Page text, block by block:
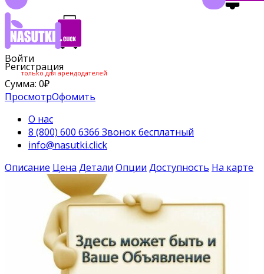
Войти
Регистрация
только для арендодателей
Сумма: 0₽
ПросмотрОфомить
О нас
8 (800) 600 6366 Звонок бесплатный
info@nasutki.click
Описание Цена Детали Опции Доступность На карте